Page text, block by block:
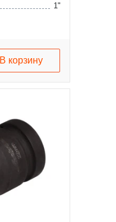
1"
В корзину